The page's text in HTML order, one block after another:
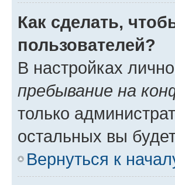
Как сделать,
пользователей?
В настройках
пребывание на
только
остальных вы
Вернуться к